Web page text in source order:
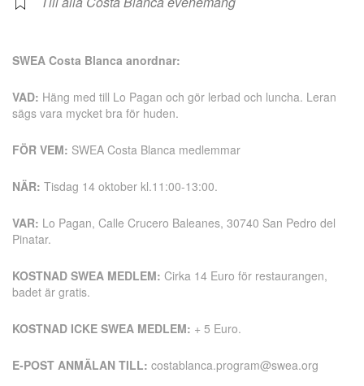
SWEA Costa Blanca anordnar:
VAD: Häng med till Lo Pagan och gör lerbad och luncha. Leran
sägs vara mycket bra för huden.
FÖR VEM: SWEA Costa Blanca medlemmar
NÄR: Tisdag 14 oktober kl.11:00-13:00.
VAR: Lo Pagan, Calle Crucero Baleanes, 30740 San Pedro del
Pinatar.
KOSTNAD SWEA MEDLEM: Cirka 14 Euro för restaurangen,
badet är gratis.
KOSTNAD ICKE SWEA MEDLEM: + 5 Euro.
E-POST ANMÄLAN TILL: costablanca.program@swea.org